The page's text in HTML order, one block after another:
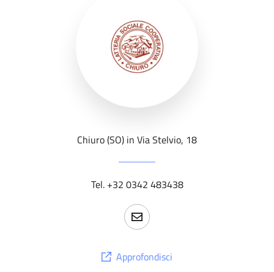
Chiuro (SO) in Via Stelvio, 18
Tel. +32 0342 483438
Approfondisci